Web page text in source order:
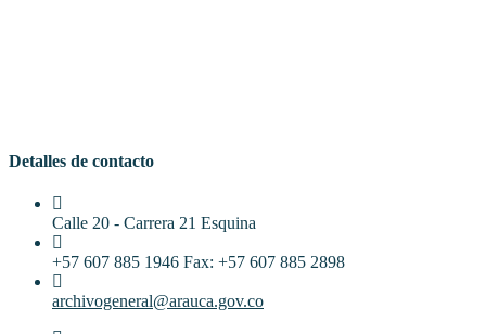
Detalles de contacto
Calle 20 - Carrera 21 Esquina
+57 607 885 1946 Fax: +57 607 885 2898
archivogeneral@arauca.gov.co